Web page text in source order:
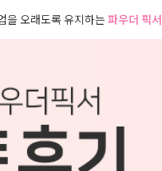
을 오래도록 유지하는 파우더 픽서